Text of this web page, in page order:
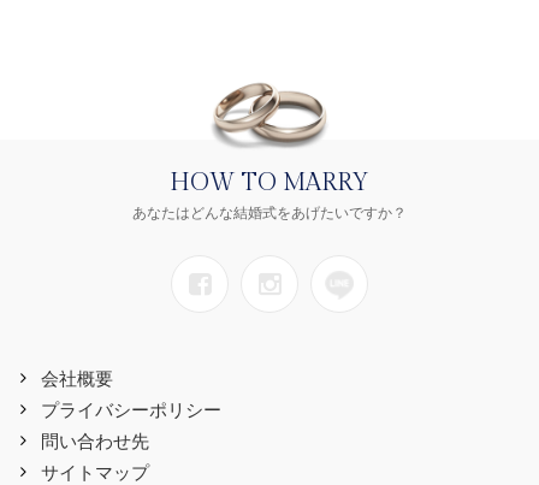
HOW TO MARRY
あなたはどんな結婚式をあげたいですか？
会社概要
プライバシーポリシー
問い合わせ先
サイトマップ